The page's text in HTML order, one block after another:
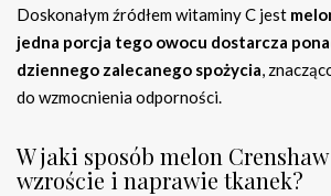
Doskonałym źródłem witaminy C jest
jedna porcja tego owocu dostarcza
dziennego zalecanego spożycia,
do wzmocnienia odporności.
W jaki sposób melon
wzroście i naprawie tkanek?